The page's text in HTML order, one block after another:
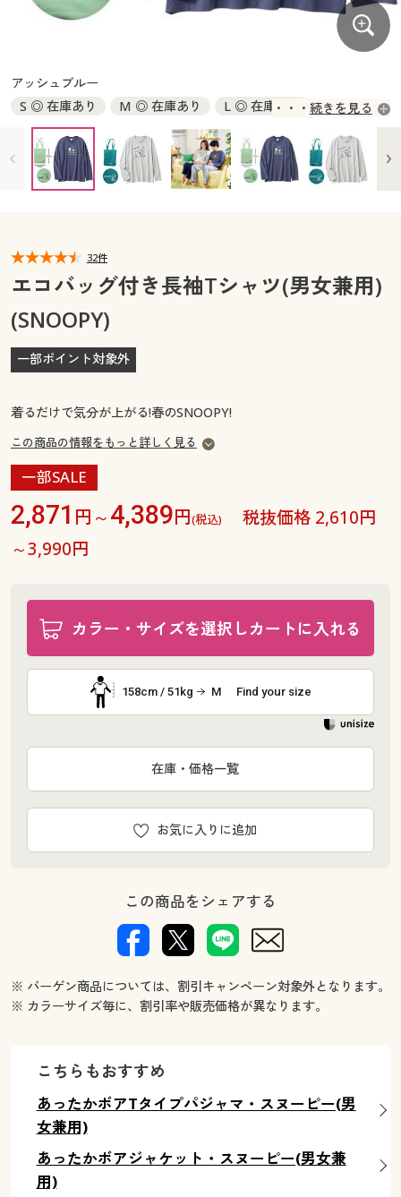
大きいサイズ 事務・制服
カタログ・チラシからのご注文
デジタルカタログ
カタログ無料プレゼント
マイページ
閲覧履歴
お気に入り
サポート
ご利用ガイド
よくある質問とお問い合わせ
カタログ・チラシからのご注文
カタログ無料プレゼント
会員メニュー
閲覧履歴
サポート
よくある質問とお問い合わせ
アッシュブルー
S ◎ 在庫あり
M ◎ 在庫あり
L ◎ 在庫あり
LL ◎ 在庫あり
3L ◎ 在庫あり
続きを見る
32件
エコバッグ付き長袖Tシャツ(男女兼用)
(SNOOPY)
一部ポイント対象外
着るだけで気分が上がる!春のSNOOPY!
この商品の情報をもっと詳しく見る
一部SALE
2,871 円～4,389円(税込)
税抜価格 2,610円
～3,990円
カラー・サイズを選択しカートに入れる
158cm / 51kg M Find your size
お気に入りに追加
在庫・価格一覧
この商品をシェアする
※ バーゲン商品については、割引キャンペーン対象外となります。
※ カラーサイズ毎に、割引率や販売価格が異なります。
こちらもおすすめ
あったかボアTタイプパジャマ・スヌーピー(男
女兼用)
あったかボアジャケット・スヌーピー(男女兼
用)